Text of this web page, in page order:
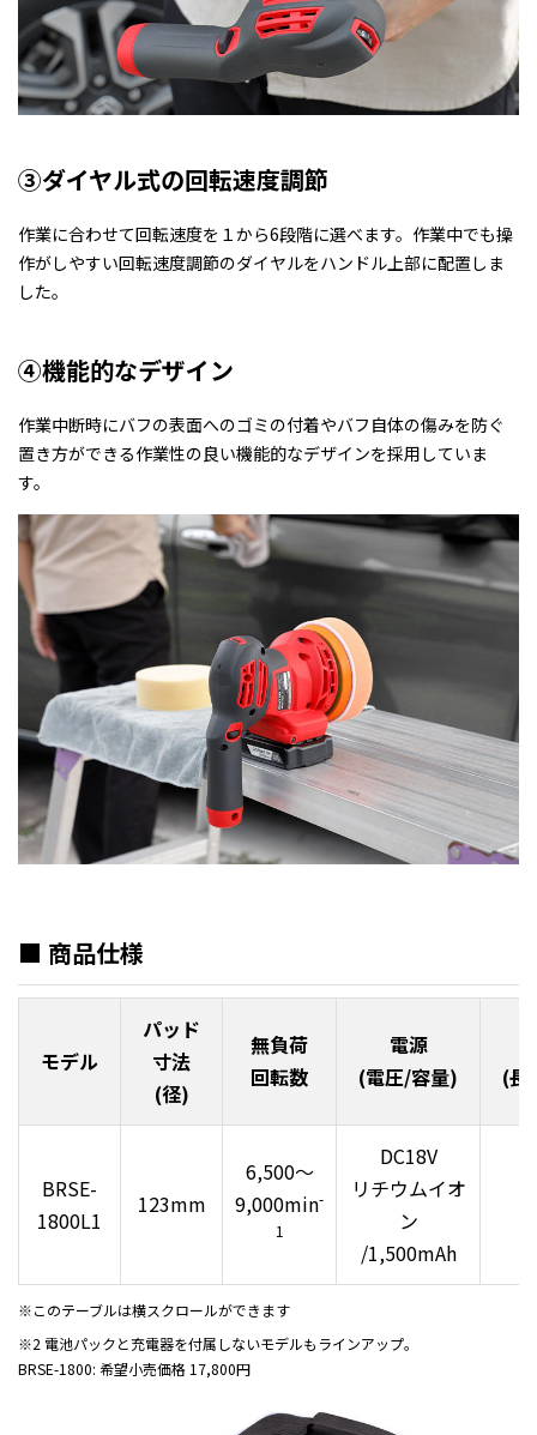
③ダイヤル式の回転速度調節
作業に合わせて回転速度を１から6段階に選べます。作業中でも操
作がしやすい回転速度調節のダイヤルをハンドル上部に配置しま
した。
④機能的なデザイン
作業中断時にバフの表面へのゴミの付着やバフ自体の傷みを防ぐ
置き方ができる作業性の良い機能的なデザインを採用していま
す。
■ 商品仕様
モデル
パッド
寸法
(径)
無負荷
回転数
電源
(電圧/容量)
(
BRSE-
1800L1
123mm
6,500～
9,000min-
1
DC18V
リチウムイオ
ン
/1,500mAh
※このテーブルは横スクロールができます
※2 電池パックと充電器を付属しないモデルもラインアップ。
BRSE-1800: 希望小売価格 17,800円